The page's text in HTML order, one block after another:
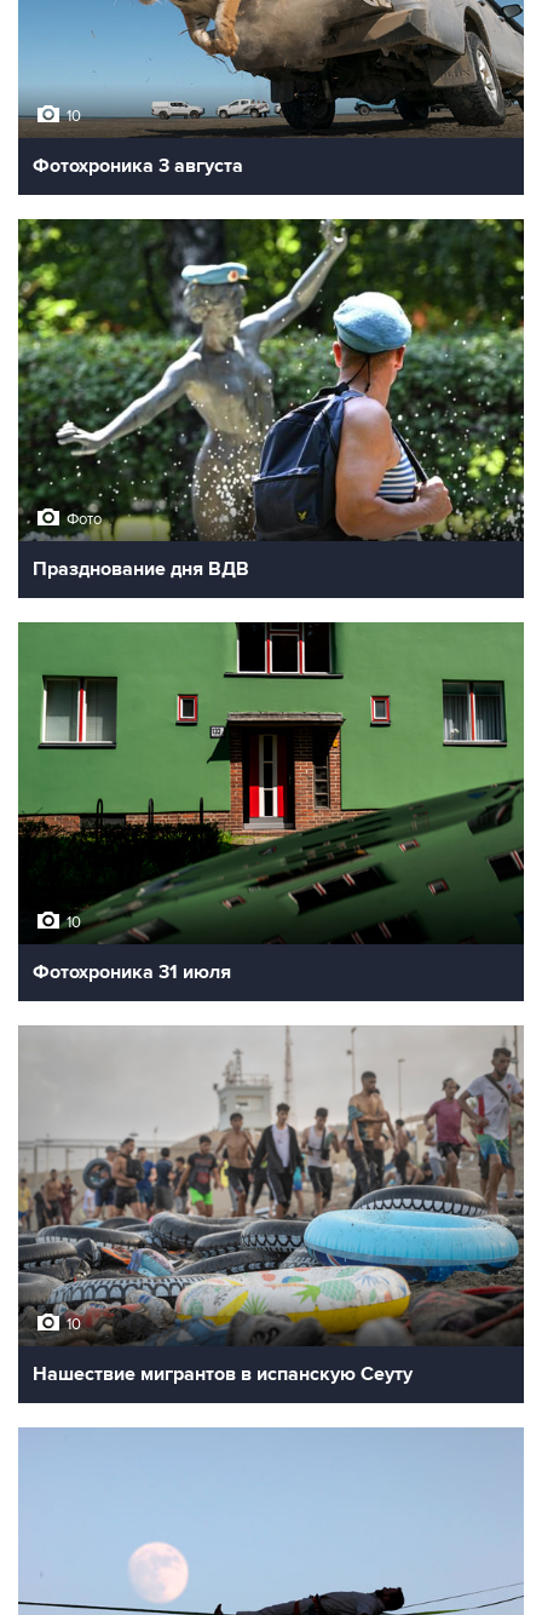
10
Фотохроника 3 августа
Фото
Празднование дня ВДВ
10
Фотохроника 31 июля
10
Нашествие мигрантов в испанскую Сеуту